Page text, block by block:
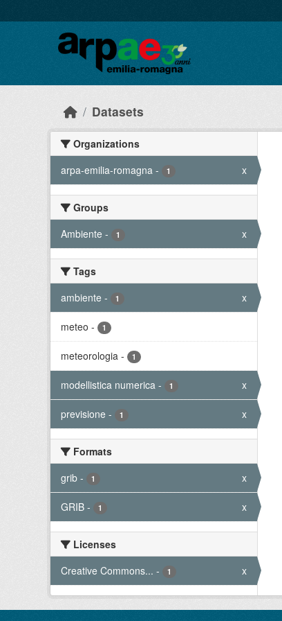
Datasets
Organizations
arpa-emilia-romagna - 1 x
Groups
Ambiente - 1 x
Tags
ambiente - 1 x
meteo - 1
meteorologia - 1
modellistica numerica - 1 x
previsione - 1 x
Formats
grib - 1 x
GRIB - 1 x
Licenses
Creative Commons... - 1 x